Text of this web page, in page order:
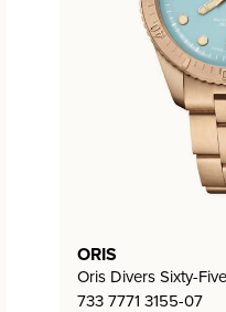
ORIS
Oris Divers Sixty-
733 7771 3155-07